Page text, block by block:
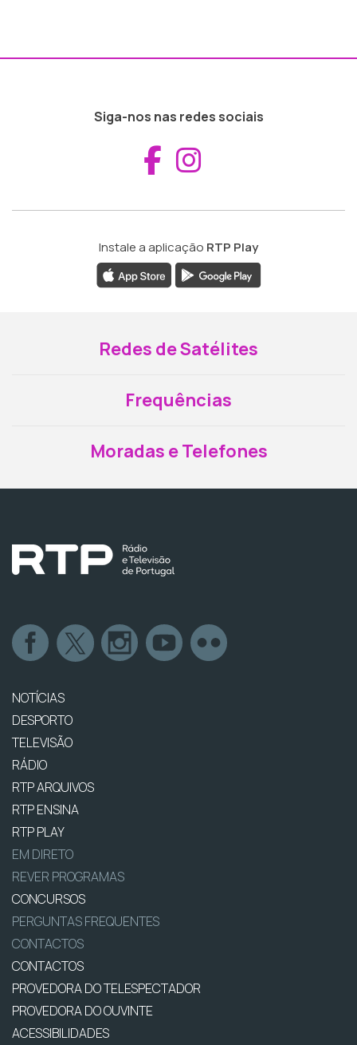
Siga-nos nas redes sociais
Aceder ao
Instale a aplicação RTP Play
Redes de Satélites
Frequências
Moradas e Telefones
NOTÍCIAS
DESPORTO
TELEVISÃO
RÁDIO
RTP ARQUIVOS
RTP ENSINA
RTP PLAY
EM DIRETO
REVER PROGRAMAS
CONCURSOS
PERGUNTAS FREQUENTES
CONTACTOS
CONTACTOS
PROVEDORA DO TELESPECTADOR
PROVEDORA DO OUVINTE
ACESSIBILIDADES